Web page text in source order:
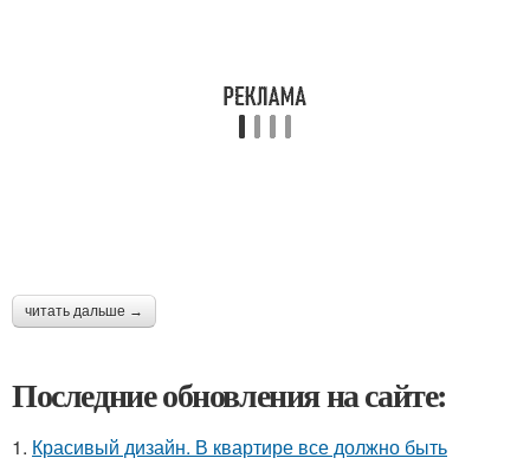
читать дальше →
Последние обновления на сайте:
1. Красивый дизайн. В квартире все должно быть